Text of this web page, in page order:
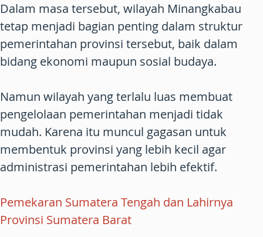
Dalam masa tersebut, wilayah Minangkabau
tetap menjadi bagian penting dalam struktur
pemerintahan provinsi tersebut, baik dalam
bidang ekonomi maupun sosial budaya.
Namun wilayah yang terlalu luas membuat
pengelolaan pemerintahan menjadi tidak
mudah. Karena itu muncul gagasan untuk
membentuk provinsi yang lebih kecil agar
administrasi pemerintahan lebih efektif.
Pemekaran Sumatera Tengah dan Lahirnya
Provinsi Sumatera Barat